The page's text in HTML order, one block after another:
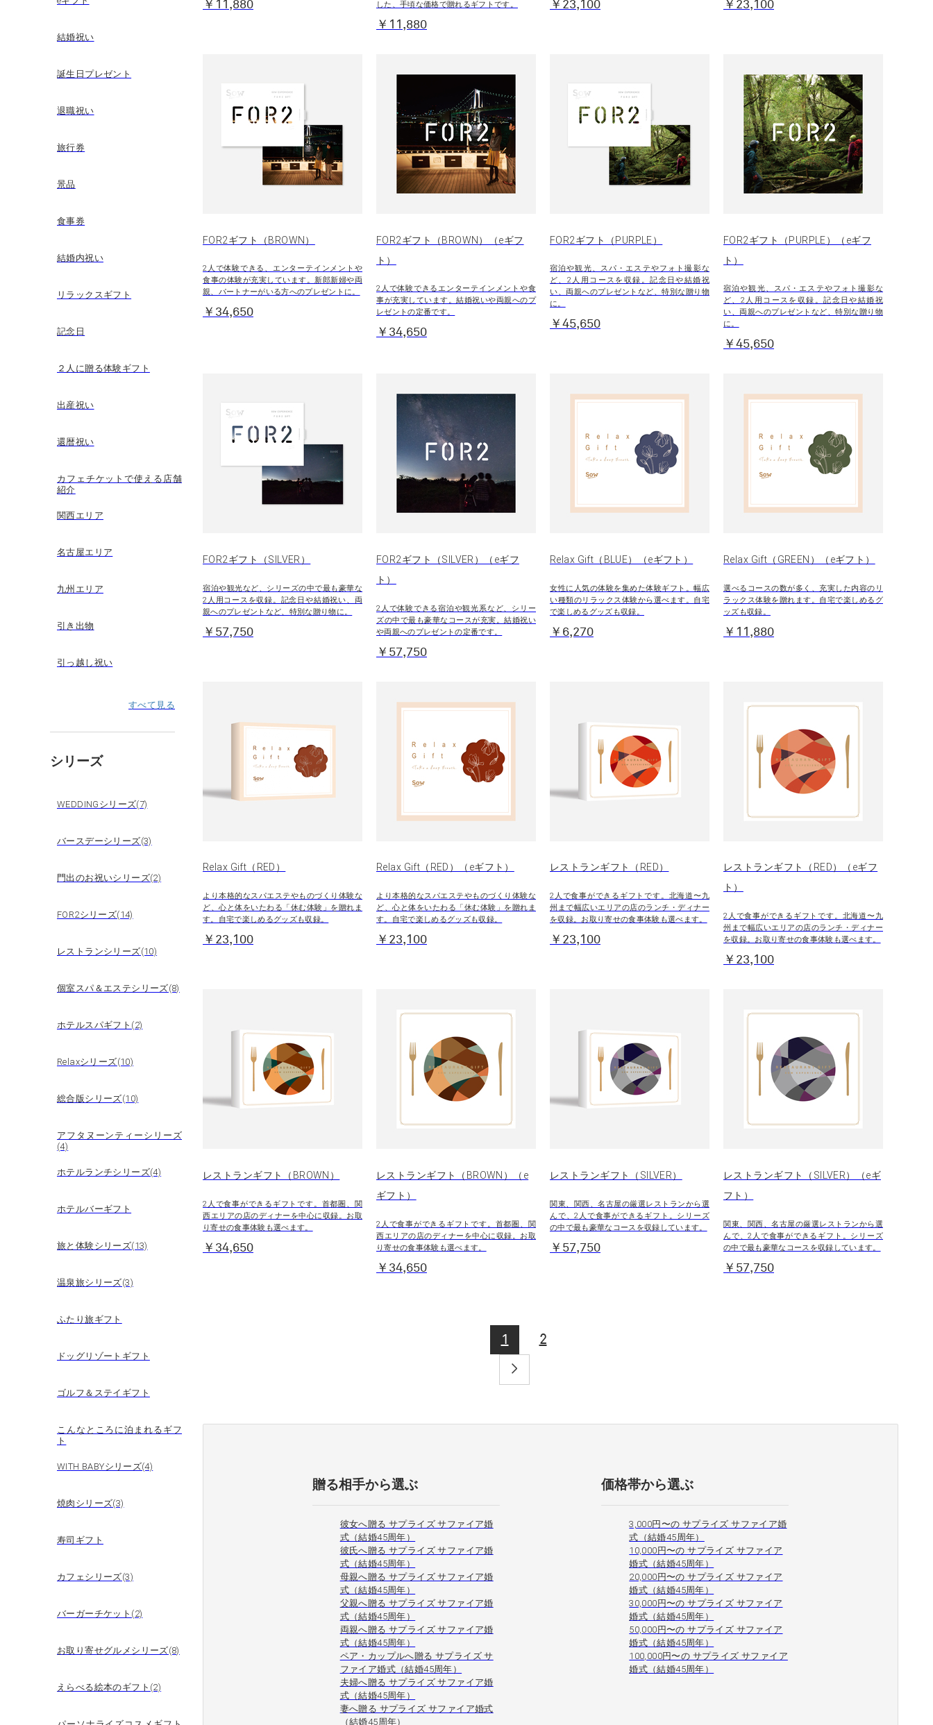
結婚祝い
誕生日プレゼント
退職祝い
旅行券
景品
食事券
結婚内祝い
リラックスギフト
記念日
２人に贈る体験ギフト
出産祝い
還暦祝い
カフェチケットで使える店舗
紹介
関西エリア
名古屋エリア
九州エリア
引き出物
引っ越し祝い
すべて見る
シリーズ
WEDDINGシリーズ(7)
バースデーシリーズ(3)
門出のお祝いシリーズ(2)
FOR2シリーズ(14)
レストランシリーズ(10)
個室スパ＆エステシリーズ(8)
ホテルスパギフト(2)
Relaxシリーズ(10)
総合版シリーズ(10)
アフタヌーンティーシリーズ
(4)
ホテルランチシリーズ(4)
ホテルバーギフト
旅と体験シリーズ(13)
温泉旅シリーズ(3)
ふたり旅ギフト
ドッグリゾートギフト
ゴルフ＆ステイギフト
こんなところに泊まれるギフ
ト
WITH BABYシリーズ(4)
焼肉シリーズ(3)
寿司ギフト
カフェシリーズ(3)
バーガーチケット(2)
お取り寄せグルメシリーズ(8)
えらべる絵本のギフト(2)
￥11,880
した、手頃な価格で贈れるギフトです。
￥11,880
￥23,100 ￥23,100
FOR2ギフト（BROWN）
2人で体験できる、エンターテインメントや
食事の体験が充実しています。新郎新婦や両
親、パートナーがいる方へのプレゼントに。
￥34,650
FOR2ギフト（BROWN）（eギフ
ト）
2人で体験できるエンターテインメントや食
事が充実しています。結婚祝いや両親へのプ
レゼントの定番です。
￥34,650
FOR2ギフト（PURPLE）
宿泊や観光、スパ・エステやフォト撮影な
ど、2人用コースを収録。記念日や結婚祝
い、両親へのプレゼントなど、特別な贈り物
に。
￥45,650
FOR2ギフト（PURPLE）（eギフ
ト）
宿泊や観光、スパ・エステやフォト撮影な
ど、2人用コースを収録。記念日や結婚祝
い、両親へのプレゼントなど、特別な贈り物
に。
￥45,650
FOR2ギフト（SILVER）
宿泊や観光など、シリーズの中で最も豪華な
2人用コースを収録。記念日や結婚祝い、両
親へのプレゼントなど、特別な贈り物に。
￥57,750
FOR2ギフト（SILVER）（eギフ
ト）
2人で体験できる宿泊や観光系など、シリー
ズの中で最も豪華なコースが充実。結婚祝い
や両親へのプレゼントの定番です。
￥57,750
Relax Gift（BLUE）（eギフト）
女性に人気の体験を集めた体験ギフト。幅広
い種類のリラックス体験から選べます。自宅
で楽しめるグッズも収録。
￥6,270
Relax Gift（GREEN）（eギフト）
選べるコースの数が多く、充実した内容のリ
ラックス体験を贈れます。自宅で楽しめるグ
ッズも収録。
￥11,880
Relax Gift（RED）
より本格的なスパエステやものづくり体験な
ど、心と体をいたわる「休む体験」を贈れま
す。自宅で楽しめるグッズも収録。
￥23,100
Relax Gift（RED）（eギフト）
より本格的なスパエステやものづくり体験な
ど、心と体をいたわる「休む体験」を贈れま
す。自宅で楽しめるグッズも収録。
￥23,100
レストランギフト（RED）
2人で食事ができるギフトです。北海道〜九
州まで幅広いエリアの店のランチ・ディナー
を収録。お取り寄せの食事体験も選べます。
￥23,100
レストランギフト（RED）（eギフ
ト）
2人で食事ができるギフトです。北海道〜九
州まで幅広いエリアの店のランチ・ディナー
を収録。お取り寄せの食事体験も選べます。
￥23,100
レストランギフト（BROWN）
2人で食事ができるギフトです。首都圏、関
西エリアの店のディナーを中心に収録。お取
り寄せの食事体験も選べます。
￥34,650
レストランギフト（BROWN）（e
ギフト）
2人で食事ができるギフトです。首都圏、関
西エリアの店のディナーを中心に収録。お取
り寄せの食事体験も選べます。
￥34,650
レストランギフト（SILVER）
関東、関西、名古屋の厳選レストランから選
んで、2人で食事ができるギフト。シリーズ
の中で最も豪華なコースを収録しています。
￥57,750
レストランギフト（SILVER）（eギ
フト）
関東、関西、名古屋の厳選レストランから選
んで、2人で食事ができるギフト。シリーズ
の中で最も豪華なコースを収録しています。
￥57,750
1 2
贈る相手から選ぶ
彼女へ贈る サプライズ サファイア婚
式（結婚45周年）
彼氏へ贈る サプライズ サファイア婚
式（結婚45周年）
母親へ贈る サプライズ サファイア婚
式（結婚45周年）
父親へ贈る サプライズ サファイア婚
式（結婚45周年）
両親へ贈る サプライズ サファイア婚
式（結婚45周年）
ペア・カップルへ贈る サプライズ サ
ファイア婚式（結婚45周年）
夫婦へ贈る サプライズ サファイア婚
式（結婚45周年）
妻へ贈る サプライズ サファイア婚式
（結婚45周年）
価格帯から選ぶ
3,000円〜の サプライズ サファイア婚
式（結婚45周年）
10,000円〜の サプライズ サファイア
婚式（結婚45周年）
20,000円〜の サプライズ サファイア
婚式（結婚45周年）
30,000円〜の サプライズ サファイア
婚式（結婚45周年）
50,000円〜の サプライズ サファイア
婚式（結婚45周年）
100,000円〜の サプライズ サファイア
婚式（結婚45周年）